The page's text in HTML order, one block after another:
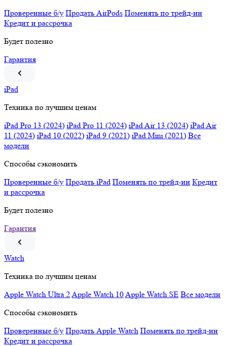
Проверенные б/у Продать AirPods Поменять по трейд-ин
Кредит и рассрочка
Будет полезно
Гарантия
iPad
Техника по лучшим ценам
iPad Pro 13 (2024) iPad Pro 11 (2024) iPad Air 13 (2024) iPad Air
11 (2024) iPad 10 (2022) iPad 9 (2021) iPad Mini (2021) Все
модели
Способы сэкономить
Проверенные б/у Продать iPad Поменять по трейд-ин Кредит
и рассрочка
Будет полезно
Гарантия
Watch
Техника по лучшим ценам
Apple Watch Ultra 2Apple Watch 10Apple Watch SE Все модели
Способы сэкономить
Проверенные б/у Продать Apple Watch Поменять по трейд-ин
Кредит и рассрочка